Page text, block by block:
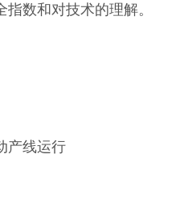
数和对技术的理解。
产线运行